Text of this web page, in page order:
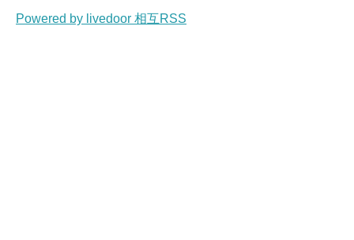
Powered by livedoor 相互RSS